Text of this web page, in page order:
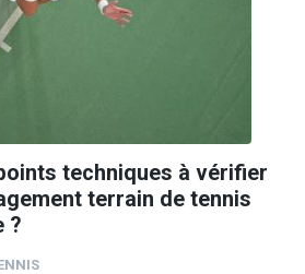
techniques à vérifier
terrain de tennis
?